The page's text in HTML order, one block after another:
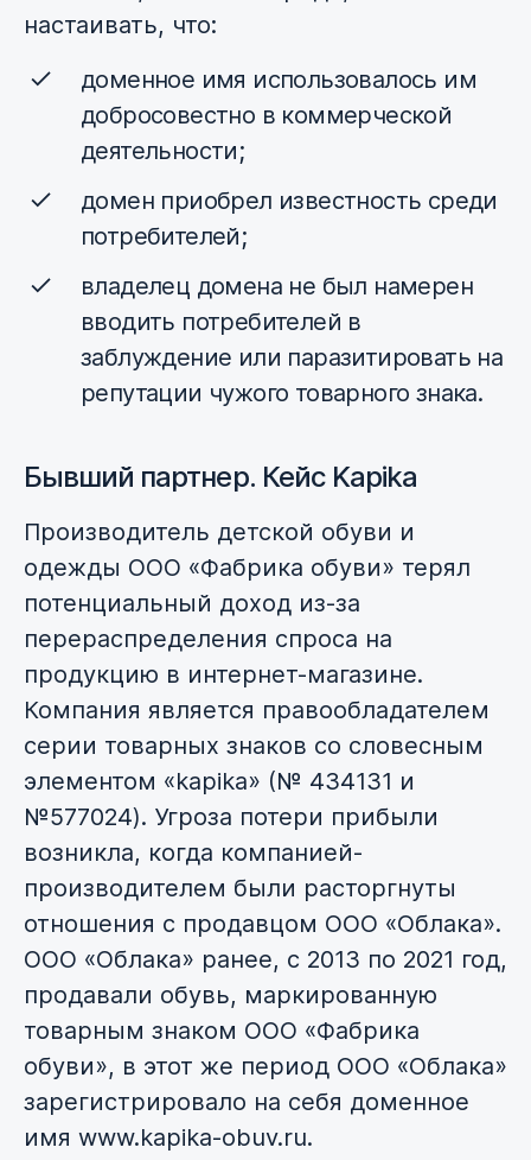
настаивать, что:
доменное имя использовалось им
добросовестно в коммерческой
деятельности;
домен приобрел известность среди
потребителей;
владелец домена не был намерен
вводить потребителей в
заблуждение или паразитировать на
репутации чужого товарного знака.
Бывший партнер. Кейс Kapika
Производитель детской обуви и
одежды ООО «Фабрика обуви» терял
потенциальный доход из-за
перераспределения спроса на
продукцию в интернет-магазине.
Компания является правообладателем
серии товарных знаков со словесным
элементом «kapika» (№ 434131 и
№577024). Угроза потери прибыли
возникла, когда компанией-
производителем были расторгнуты
отношения с продавцом ООО «Облака».
ООО «Облака» ранее, с 2013 по 2021 год,
продавали обувь, маркированную
товарным знаком ООО «Фабрика
обуви», в этот же период ООО «Облака»
зарегистрировало на себя доменное
имя www.kapika-obuv.ru.